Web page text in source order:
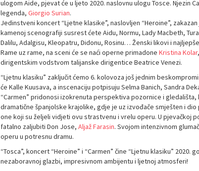
ulogom Aide, pjevat će u ljeto 2020. naslovnu ulogu Tosce. Njezin
legenda, Giorgio Surian.
Jedinstveni koncert “Ljetne klasike”, naslovljen “Heroine”,
kamenoj scenografiji susrest ćete Aidu, Normu, Lady Macbeth,
Dalilu, Adalgisu, Kleopatru, Didonu, Rosinu… Ženski likovi i
Rame uz rame, na sceni će se naći operne primadone Kristina Kolar,
dirigentskim vodstvom talijanske dirigentice Beatrice Venezi.
“Ljetnu klasiku” zaključit ćemo 6. kolovoza još jednim
će Kalle Kuusava, a inscenaciju potpisuju Selma Banich, Sandra
“Carmen” pridonosi izokrenuta perspektiva pozornice i
dramatične španjolske krajolike, gdje je uz izvođače smješten i
one koji su željeli vidjeti ovu strastvenu i vrelu operu. U pjevačkoj
fatalno zaljubiti Don Jose, Aljaž Farasin. Svojom intenzivnom
operu u potresnu dramu.
“Tosca”, koncert “Heroine” i “Carmen” čine “Ljetnu klasiku”
nezaboravnoj glazbi, impresivnom ambijentu i ljetnoj atmosferi!